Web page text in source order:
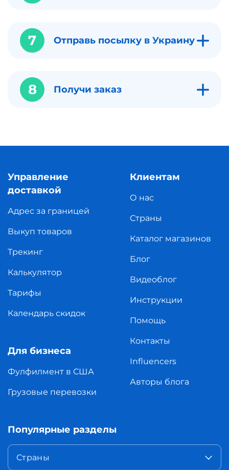
7 Отправь посылку в Украину
8 Получи заказ
Управление
доставкой
Адрес за границей
Выкуп товаров
Трекинг
Калькулятор
Тарифы
Календарь скидок
Для бизнеса
Фулфилмент в США
Грузовые перевозки
Клиентам
О нас
Страны
Каталог магазинов
Блог
Видеоблог
Инструкции
Помощь
Контакты
Influencers
Авторы блога
Популярные разделы
Страны